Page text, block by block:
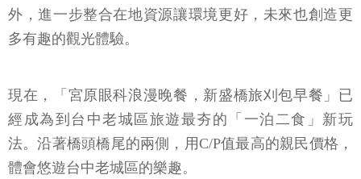
外，進一步整合在地資源讓環境更好，未來也創造更
多有趣的觀光體驗。
現在，「宮原眼科浪漫晚餐，新盛橋旅刈包早餐」已
經成為到台中老城區旅遊最夯的「一泊二食」新玩
法。沿著橋頭橋尾的兩側，用C/P值最高的親民價格，
體會悠遊台中老城區的樂趣。